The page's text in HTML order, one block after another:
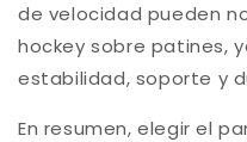
de velocidad pueden
hockey sobre patines,
estabilidad, soporte y
En resumen, elegir el